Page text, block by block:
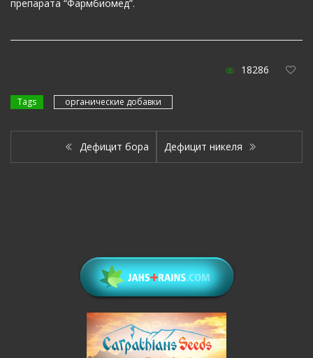
препарата “Фармбиомед”.
18286
Tags органические добавки
Дефицит бора Дефицит никеля